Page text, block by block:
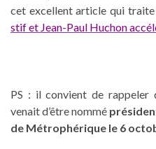
cet excellent article qui
stif et Jean-Paul Huchon
PS : il convient de rappeler
venait d’être nommé
de Métrophérique le 6